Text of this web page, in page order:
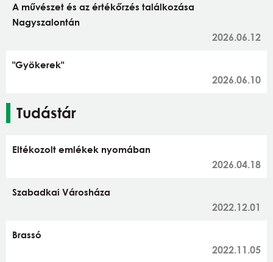
A művészet és az értékőrzés találkozása
Nagyszalontán
2026.06.12
"Gyökerek"
2026.06.10
Tudástár
Eltékozolt emlékek nyomában
2026.04.18
Szabadkai Városháza
2022.12.01
Brassó
2022.11.05